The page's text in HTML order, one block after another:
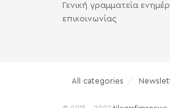
Γενική γραμματεία
επικοινωνίας
All categories